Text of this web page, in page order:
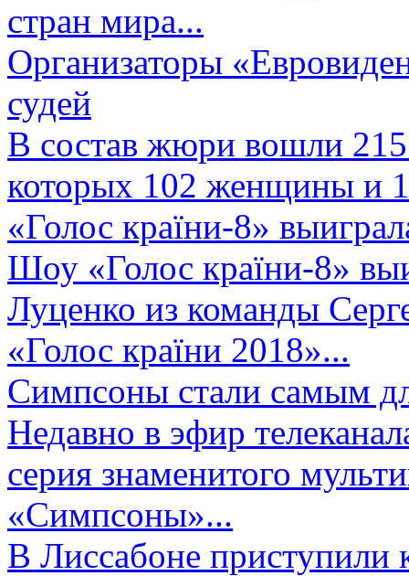
стран мира...
Организаторы
судей
В состав жюри вошли 215
которых 102 женщины и
«Голос країни-8»
Шоу «Голос країни-8»
Луценко из команды
«Голос країни 2018»...
Симпсоны стали самым
Недавно в эфир
серия знаменитого
«Симпсоны»...
В Лиссабоне приступили